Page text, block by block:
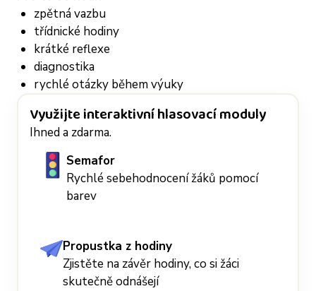
zpětná vazbu
třídnické hodiny
krátké reflexe
diagnostika
rychlé otázky během výuky
Využijte interaktivní hlasovací moduly
Ihned a zdarma.
Semafor
Rychlé sebehodnocení žáků pomocí
barev
Propustka z hodiny
Zjistěte na závěr hodiny, co si žáci
skutečně odnášejí